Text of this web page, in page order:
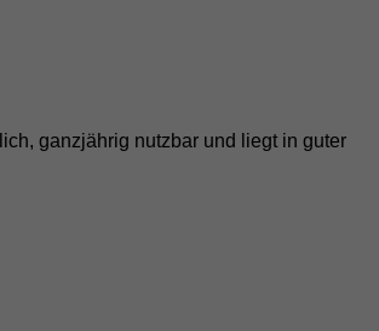
ganzjährig nutzbar und liegt in guter